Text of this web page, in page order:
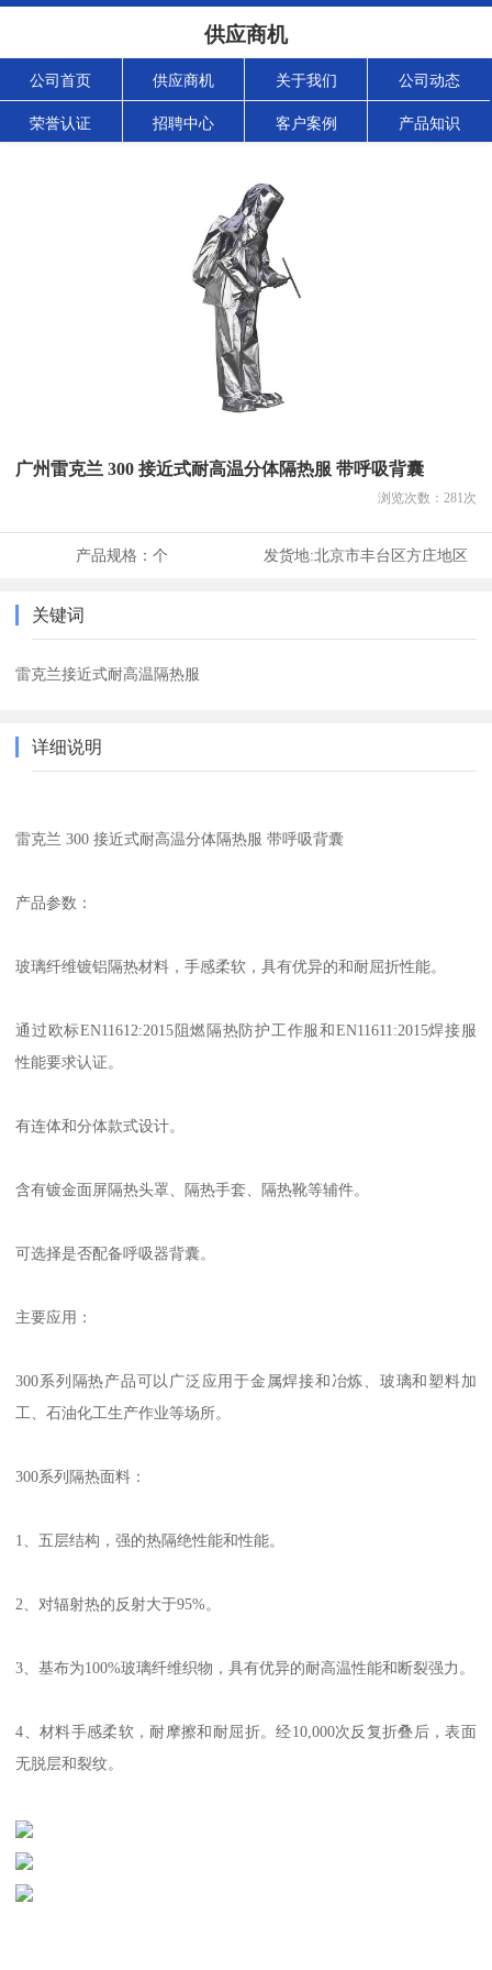
供应商机
公司首页 供应商机 关于我们 公司动态
荣誉认证 招聘中心 客户案例 产品知识
广州雷克兰 300 接近式耐高温分体隔热服 带呼吸背囊
浏览次数： 281次
产品规格： 个 发货地:北京市丰台区方庄地区
关键词
雷克兰接近式耐高温隔热服
详细说明
雷克兰 300 接近式耐高温分体隔热服 带呼吸背囊
产品参数：
玻璃纤维镀铝隔热材料，手感柔软，具有优异的和耐屈折性能。
通过欧标EN11612:2015阻燃隔热防护工作服和EN11611:2015焊接服
性能要求认证。
有连体和分体款式设计。
含有镀金面屏隔热头罩、隔热手套、隔热靴等辅件。
可选择是否配备呼吸器背囊。
主要应用：
300系列隔热产品可以广泛应用于金属焊接和冶炼、玻璃和塑料加
工、石油化工生产作业等场所。
300系列隔热面料：
1、五层结构，强的热隔绝性能和性能。
2、对辐射热的反射大于95%。
3、基布为100%玻璃纤维织物，具有优异的耐高温性能和断裂强力。
4、材料手感柔软，耐摩擦和耐屈折。经10,000次反复折叠后，表面
无脱层和裂纹。